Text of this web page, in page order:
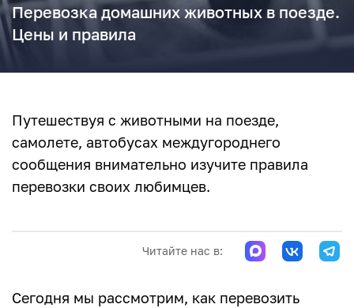
Перевозка домашних животных в поезде.
Цены и правила
Путешествуя с животными на поезде,
самолете, автобусах междугороднего
сообщения внимательно изучите правила
перевозки своих любимцев.
Читайте нас в:
Сегодня мы рассмотрим, как перевозить